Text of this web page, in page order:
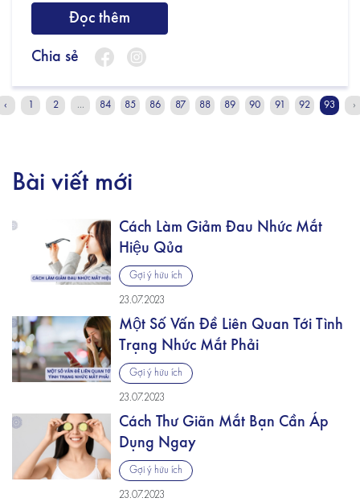
Đọc thêm
Chia sẻ
‹ 1 2 ... 84 85 86 87 88 89 90 91 92 93 ›
Bài viết mới
Cách Làm Giảm Đau Nhức Mắt
Hiệu Qủa
Gợi ý hữu ích
23.07.2023
Một Số Vấn Đề Liên Quan Tới Tình
Trạng Nhức Mắt Phải
Gợi ý hữu ích
23.07.2023
Cách Thư Giãn Mắt Bạn Cần Áp
Dụng Ngay
Gợi ý hữu ích
23.07.2023